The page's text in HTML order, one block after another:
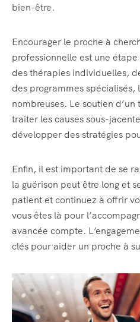
bien-être.
Encourager le proche à
professionnelle est une
des thérapies individuelles,
des programmes spécialisés,
nombreuses. Le soutien
traiter les causes sous-
développer des stratégies
Enfin, il est important de se
la guérison peut être long et
patient et continuez à offrir
vous êtes là pour
avancée compte.
clés pour aider un proche à